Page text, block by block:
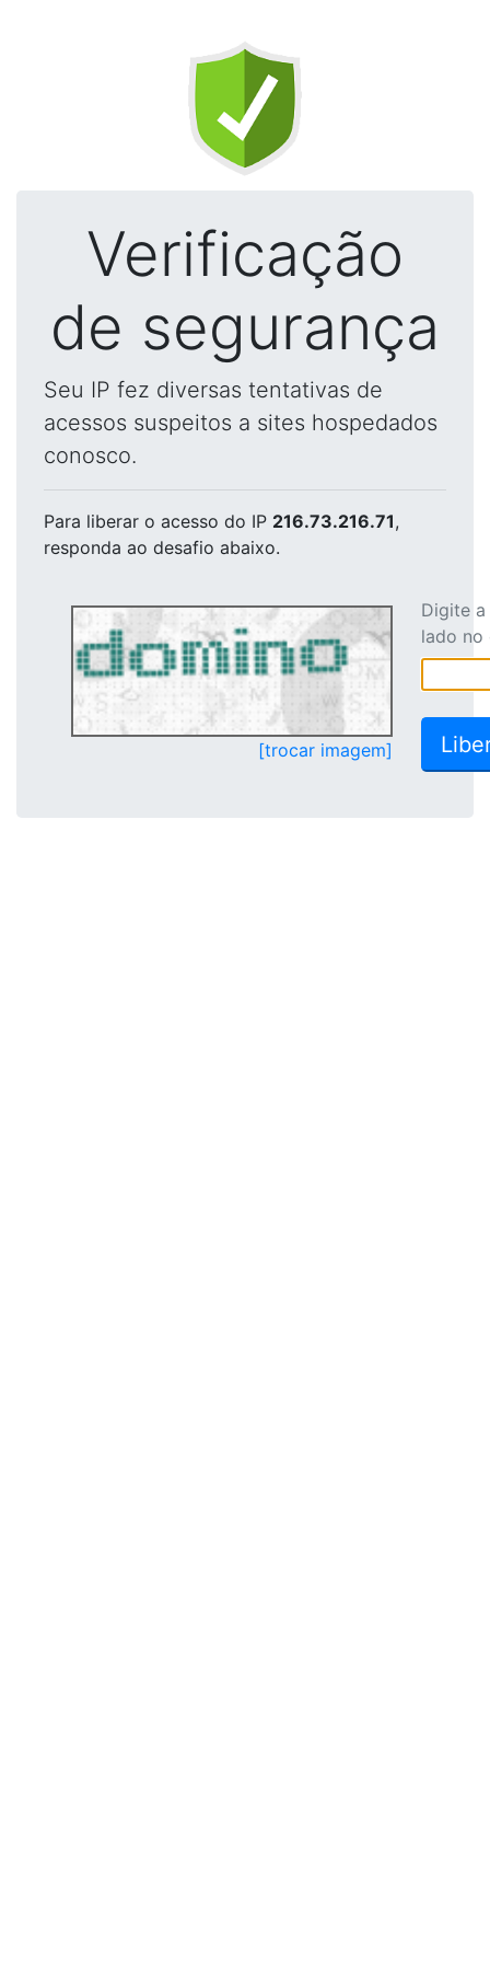
Verificação
de segurança
Seu IP fez diversas tentativas de
acessos suspeitos a sites hospedados
conosco.
Para liberar o acesso do IP 216.73.216.71,
responda ao desafio abaixo.
[trocar imagem]
Digite
lado no